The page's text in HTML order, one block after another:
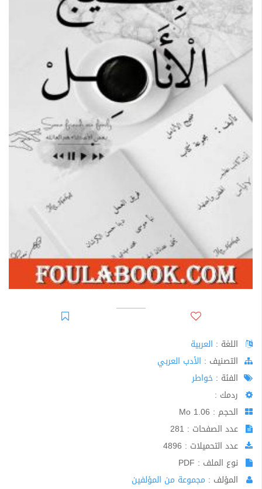
اللغة : العربية
اﻟﺘﺼﻨﻴﻒ : الأدب العربي
الفئة : خواطر
ردمك :
الحجم : 1.06 Mo
عدد الصفحات : 281
عدد التحميلات : 4896
نوع الملف : PDF
المؤلف : مجموعة من المؤلفين